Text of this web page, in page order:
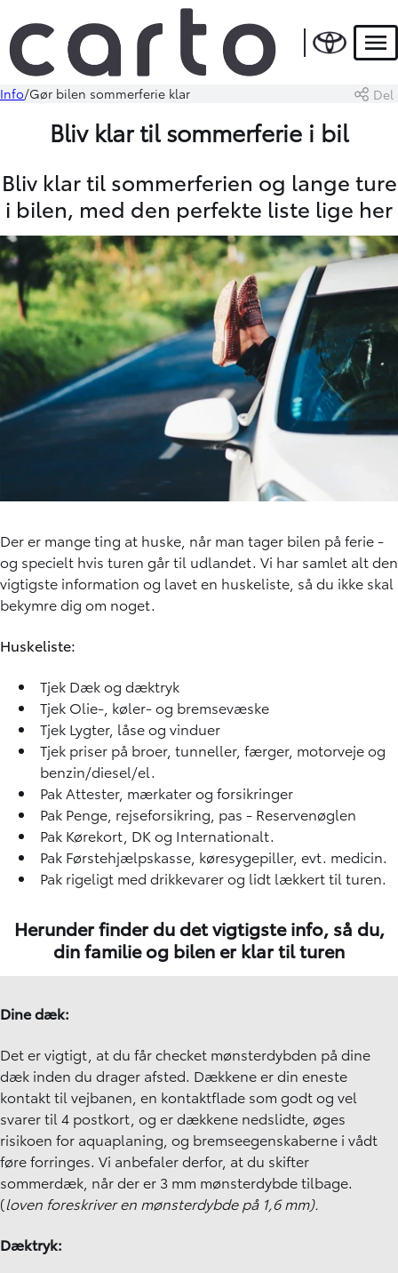
Info Gør bilen sommerferie klar Del
Bliv klar til sommerferie i bil
Bliv klar til sommerferien og lange ture
i bilen, med den perfekte liste lige her
Der er mange ting at huske, når man tager bilen på ferie -
og specielt hvis turen går til udlandet. Vi har samlet alt den
vigtigste information og lavet en huskeliste, så du ikke skal
bekymre dig om noget.
Huskeliste:
Tjek Dæk og dæktryk
Tjek Olie-, køler- og bremsevæske
Tjek Lygter, låse og vinduer
Tjek priser på broer, tunneller, færger, motorveje og
benzin/diesel/el.
Pak Attester, mærkater og forsikringer
Pak Penge, rejseforsikring, pas - Reservenøglen
Pak Kørekort, DK og Internationalt.
Pak Førstehjælpskasse, køresygepiller, evt. medicin.
Pak rigeligt med drikkevarer og lidt lækkert til turen.
Herunder finder du det vigtigste info, så du,
din familie og bilen er klar til turen
Dine dæk:
Det er vigtigt, at du får checket mønsterdybden på dine
dæk inden du drager afsted. Dækkene er din eneste
kontakt til vejbanen, en kontaktflade som godt og vel
svarer til 4 postkort, og er dækkene nedslidte, øges
risikoen for aquaplaning, og bremseegenskaberne i vådt
føre forringes. Vi anbefaler derfor, at du skifter
sommerdæk, når der er 3 mm mønsterdybde tilbage.
(loven foreskriver en mønsterdybde på 1,6 mm).
Dæktryk: